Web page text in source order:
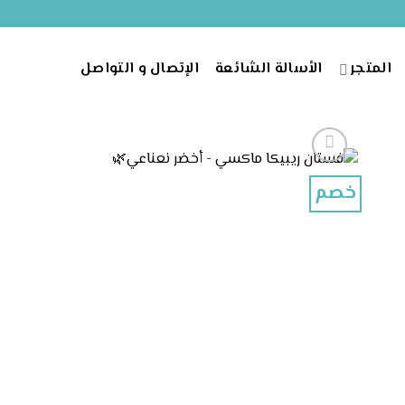
للمحتوى
المتجر الأسالة الشائعة الإتصال و التواصل
خصم